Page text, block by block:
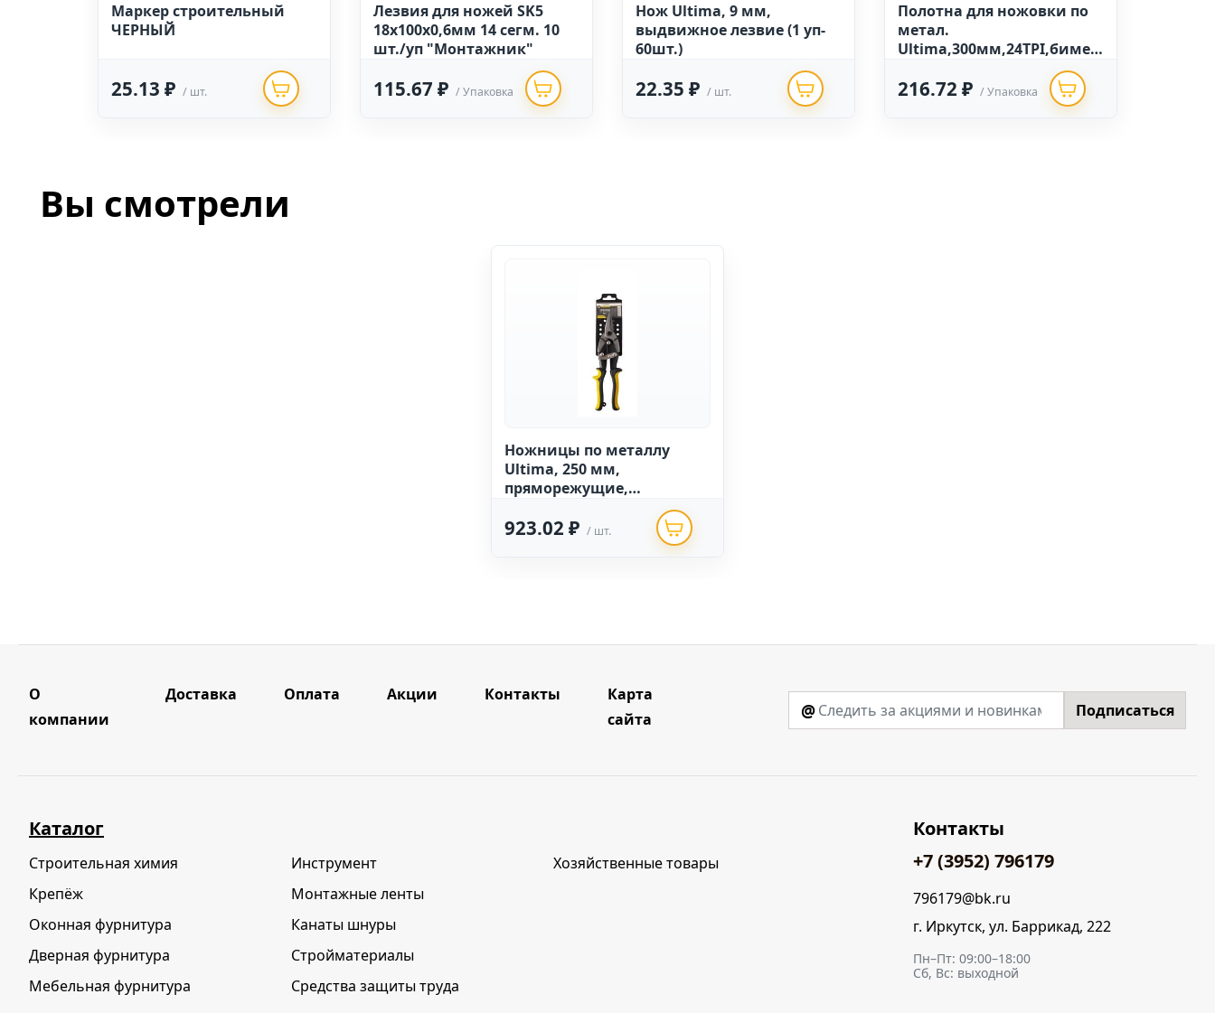
Маркер строительный
ЧЕРНЫЙ
25.13 ₽ / шт.
Лезвия для ножей SK5
18х100х0,6мм 14 сегм. 10
шт./уп "Монтажник"
115.67 ₽ / Упаковка
Нож Ultima, 9 мм,
выдвижное лезвие (1 уп-
60шт.)
22.35 ₽ / шт.
Полотна для ножовки по
метал.
Ultima,300мм,24TPI,бимет
ал,компл-2шт(1уп-20компл
,1кор-200компл) NEW
216.72 ₽ / Упаковка
Вы смотрели
Ножницы по металлу
Ultima, 250 мм,
пряморежущие,
обрезиненные рукоятки
(1уп- 12шт.)
923.02 ₽ / шт.
О
компании
Доставка Оплата Акции Контакты
Карта
сайта
@ Подписаться
Каталог
Строительная химия
Крепёж
Оконная фурнитура
Дверная фурнитура
Мебельная фурнитура
Инструмент
Монтажные ленты
Канаты шнуры
Стройматериалы
Средства защиты труда
Хозяйственные товары
Контакты
+7 (3952) 796179
796179@bk.ru
г. Иркутск, ул. Баррикад, 222
Пн–Пт: 09:00–18:00
Сб, Вс: выходной